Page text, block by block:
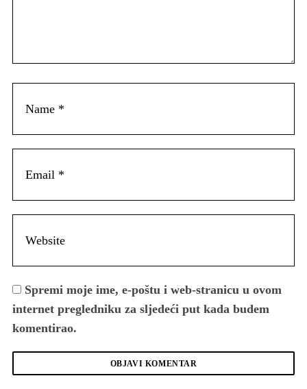
Spremi moje ime, e-poštu i web-stranicu u ovom
internet pregledniku za sljedeći put kada budem
komentirao.